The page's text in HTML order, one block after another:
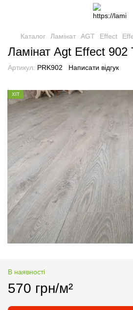
Каталог Ламінат AGT Effect
Ламінат Agt Effect 902
Артикул: PRK902 Написати відгук
ХІТ
В наявності
570 грн/м²